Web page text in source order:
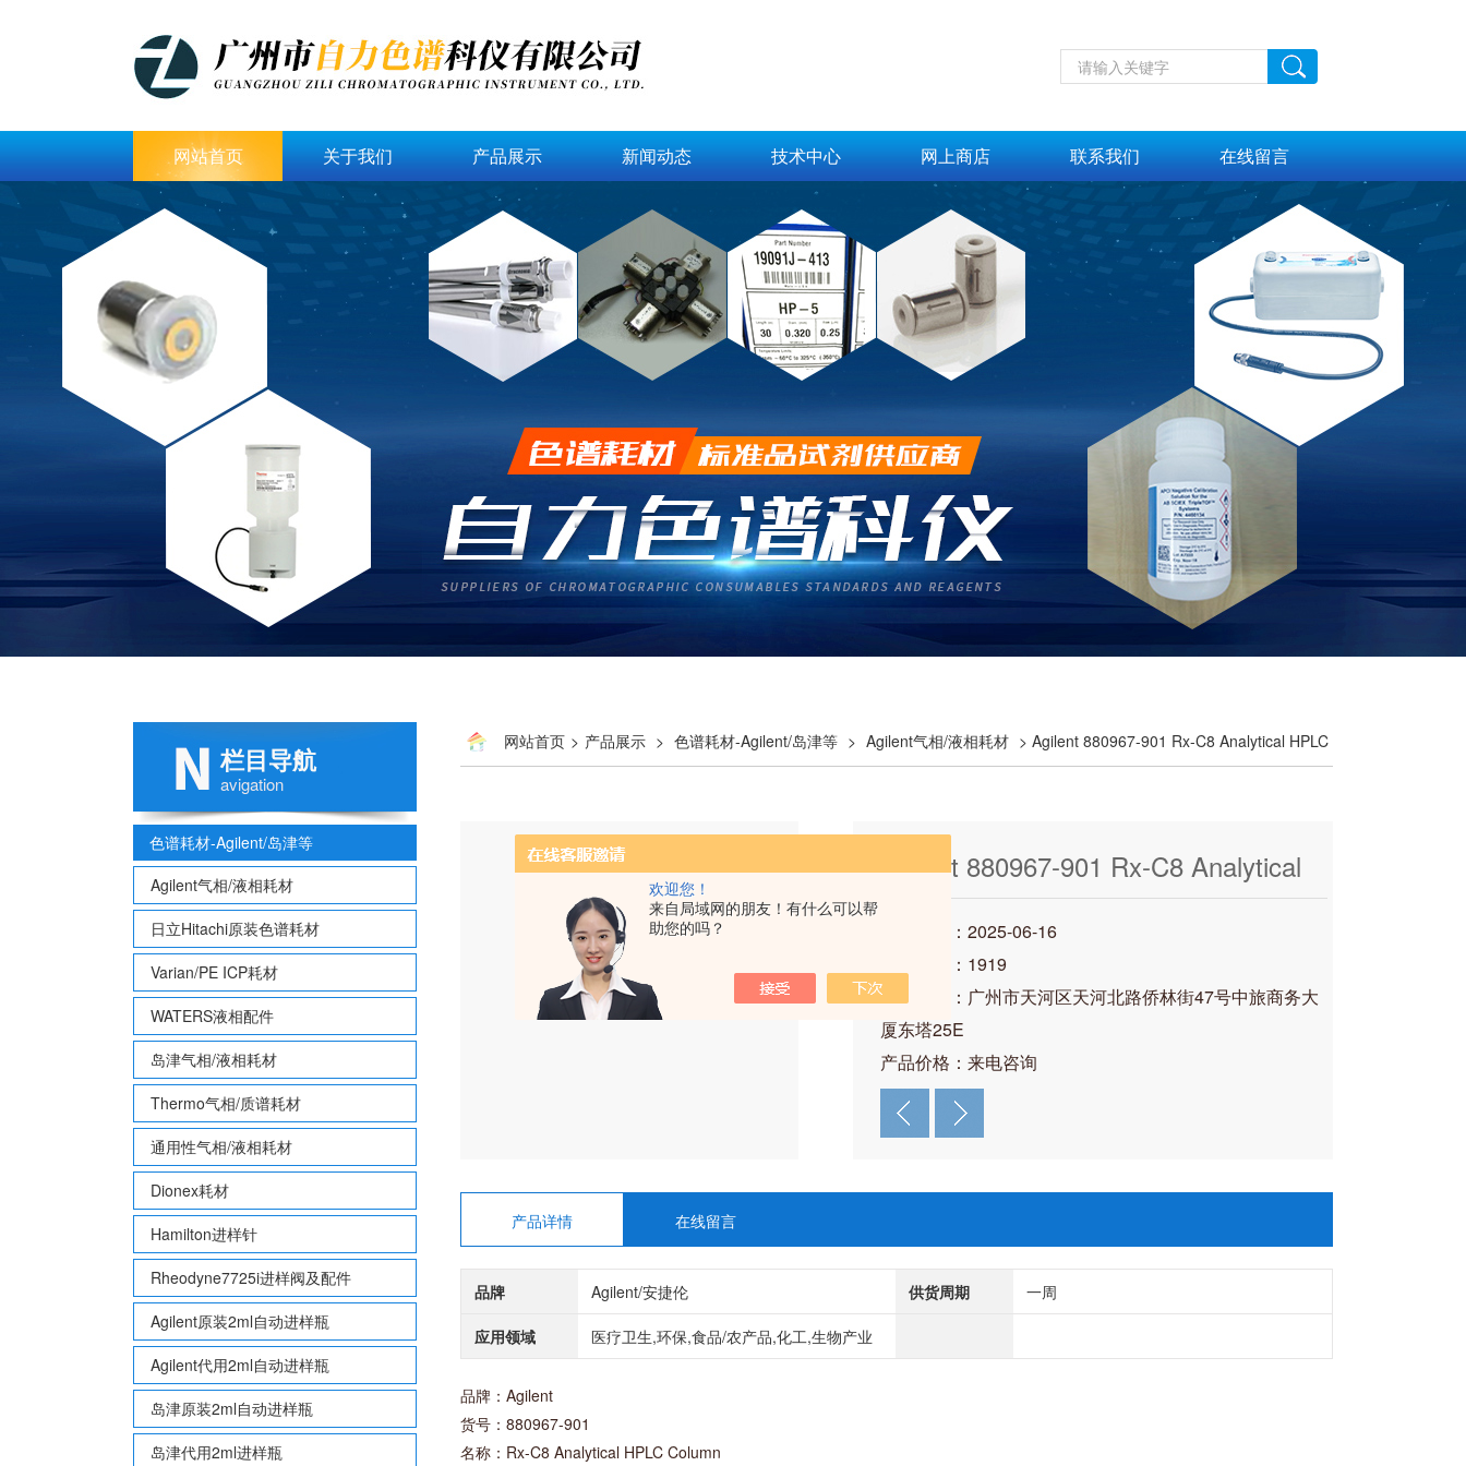
欢迎您！
来自局域网的朋友！有什么可以帮
助您的吗？
网站首页 关于我们 产品展示 新闻动态 技术中心 网上商店 联系我们 在线留言
栏目导航
avigation
色谱耗材-Agilent/岛津等
Agilent气相/液相耗材
日立Hitachi原装色谱耗材
Varian/PE ICP耗材
WATERS液相配件
岛津气相/液相耗材
Thermo气相/质谱耗材
通用性气相/液相耗材
Dionex耗材
Hamilton进样针
Rheodyne7725i进样阀及配件
Agilent原装2ml自动进样瓶
Agilent代用2ml自动进样瓶
岛津原装2ml自动进样瓶
岛津代用2ml进样瓶
网站首页 > 产品展示 > 色谱耗材-Agilent/岛津等 > Agilent气相/液相耗材 > Agilent 880967-901 Rx-C8 Analytical HPLC
Agilent 880967-901 Rx-C8 Analytical
HPLC Column
发布时间：2025-06-16
访问次数：1919
公司地址：广州市天河区天河北路侨林街47号中旅商务大
厦东塔25E
产品价格：来电咨询
产品详情 在线留言
品牌 Agilent/安捷伦 供货周期 一周
应用领域 医疗卫生,环保,食品/农产品,化工,生物产业
品牌：Agilent
货号：880967-901
名称：Rx-C8 Analytical HPLC Column